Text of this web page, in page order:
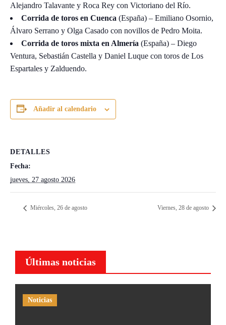
Alejandro Talavante y Roca Rey con Victoriano del Río.
Corrida de toros en Cuenca (España) – Emiliano Osornio,
Álvaro Serrano y Olga Casado con novillos de Pedro Moita.
Corrida de toros mixta en Almería (España) – Diego
Ventura, Sebastián Castella y Daniel Luque con toros de Los
Espartales y Zalduendo.
Añadir al calendario
DETALLES
Fecha:
jueves, 27 agosto 2026
Miércoles, 26 de agosto Viernes, 28 de agosto
Últimas noticias
Noticias